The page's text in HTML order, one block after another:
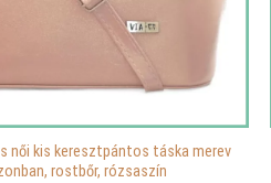
női kis keresztpántos táska merev
rostbőr, rózsaszín